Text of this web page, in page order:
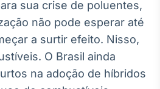
Investimentos
Em breve
sua crise de poluentes,
não pode esperar até
a surtir efeito. Nisso,
O Brasil ainda
na adoção de híbridos